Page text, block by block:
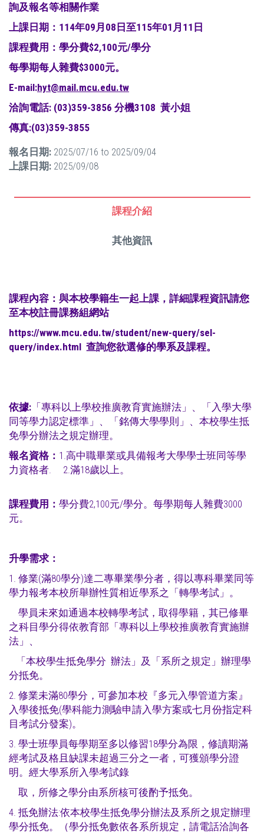
詢及報名等相關作業
上課日期：114年09月08日至115年01月11日
課程費用：學分費$2,100元/學分
每學期每人雜費$3000元。
E-mail:hyt@mail.mcu.edu.tw
洽詢電話: (03)359-3856 分機3108 黃小姐
傳真:(03)359-3855
報名日期: 2025/07/16 to 2025/09/04
上課日期: 2025/09/08
課程介紹
其他資訊
課程內容：與本校學籍生一起上課，詳細課程資訊請您
至本校註冊課務組網站
https://www.mcu.edu.tw/student/new-query/sel-
query/index.html 查詢您欲選修的學系及課程。
依據: 「專科以上學校推廣教育實施辦法」、「入學大學
同等學力認定標準」、「銘傳大學學則」、本校學生抵
免學分辦法之規定辦理。
報名資格： 1.高中職畢業或具備報考大學學士班同等學
力資格者. 2.滿18歲以上。
課程費用： 學分費2,100元/學分。每學期每人雜費3000
元。
升學需求：
1. 修業(滿80學分)達二專畢業學分者，得以專科畢業同等
學力報考本校所舉辦性質相近學系之「轉學考試」。
學員未來如通過本校轉學考試，取得學籍，其已修畢
之科目學分得依教育部「專科以上學校推廣教育實施辦
法」、
「本校學生抵免學分 辦法」及「系所之規定」辦理學
分抵免。
2. 修業未滿80學分，可參加本校『多元入學管道方案』
入學後抵免(學科能力測驗申請入學方案或七月份指定科
目考試分發案)。
3. 學士班學員每學期至多以修習18學分為限，修讀期滿
經考試及格且缺課未超過三分之一者，可獲頒學分證
明。經大學系所入學考試錄
取，所修之學分由系所核可後酌予抵免。
4. 抵免辦法:依本校學生抵免學分辦法及系所之規定辦理
學分抵免。（學分抵免數依各系所規定，請電話洽詢各